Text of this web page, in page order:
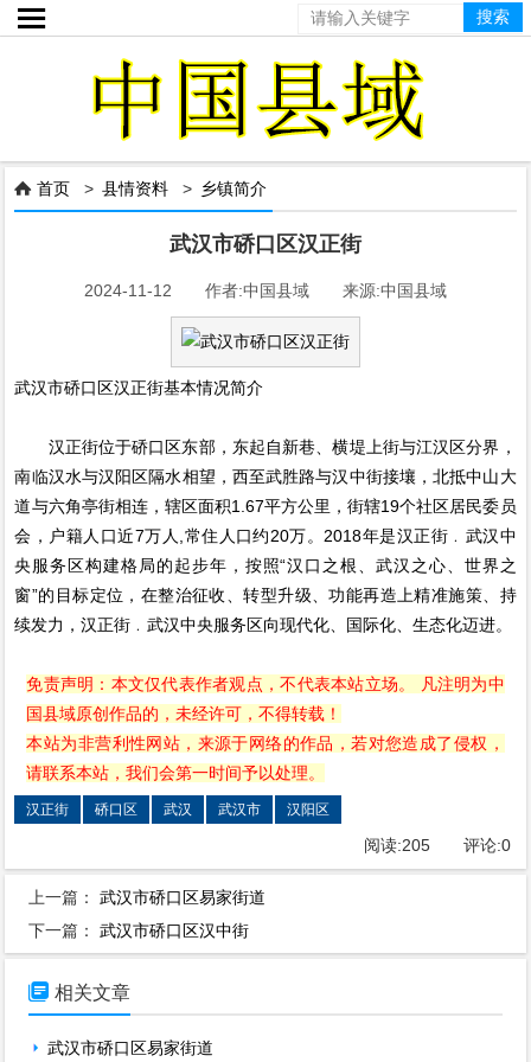

 首页 >县情资料 > 乡镇简介
武汉市硚口区汉正街
2024-11-12 作者:中国县域 来源:中国县域
武汉市硚口区汉正街基本情况简介
汉正街位于硚口区东部，东起自新巷、横堤上街与江汉区分界，
南临汉水与汉阳区隔水相望，西至武胜路与汉中街接壤，北抵中山大
道与六角亭街相连，辖区面积1.67平方公里，街辖19个社区居民委员
会，户籍人口近7万人,常住人口约20万。2018年是汉正街﹒武汉中
央服务区构建格局的起步年，按照“汉口之根、武汉之心、世界之
窗”的目标定位，在整治征收、转型升级、功能再造上精准施策、持
续发力，汉正街﹒武汉中央服务区向现代化、国际化、生态化迈进。
免责声明：本文仅代表作者观点，不代表本站立场。 凡注明为中
国县域原创作品的，未经许可，不得转载！
本站为非营利性网站，来源于网络的作品，若对您造成了侵权，
请联系本站，我们会第一时间予以处理。
汉正街 硚口区 武汉 武汉市 汉阳区
阅读:205评论:0
上一篇：武汉市硚口区易家街道
下一篇：武汉市硚口区汉中街
 相关文章
武汉市硚口区易家街道